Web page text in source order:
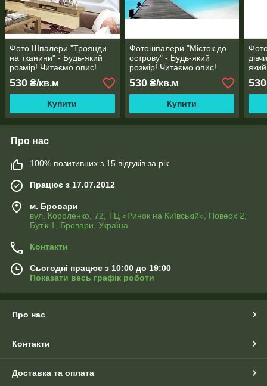
Фото Шпалери "Троянди
на тканини" - Будь-який
розмір! Читаємо опис!
530 ₴/кв.м
Купити
Фотошпалери "Місток до
острову" - Будь-який
розмір! Читаємо опис!
530₴/кв.м
Купити
530
Про нас
100% позитивних з 15 відгуків за рік
Працює з 17.07.2012
м. Бровари
вул. Короленко, 72, ТЦ «Ринок на Київській», Поверх 2,
Бутік 1, Бровари, Україна
Контакти
Сьогодні працює з 10:00 до 19:00
Показати весь графік роботи
Про нас
Контакти
Доставка та оплата